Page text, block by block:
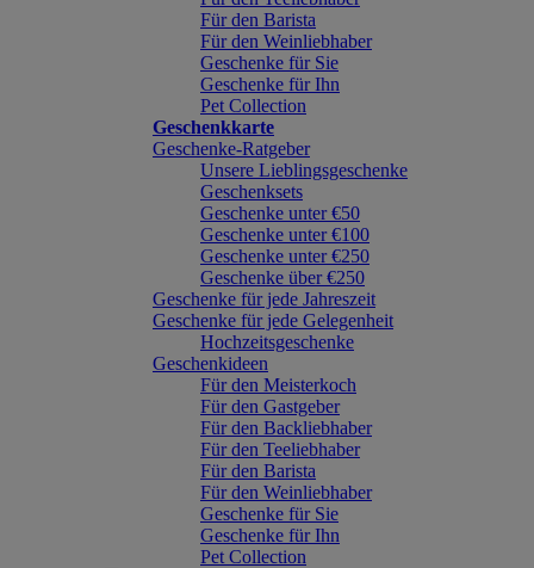
Für den Barista
Für den Weinliebhaber
Geschenke für Sie
Geschenke für Ihn
Pet Collection
Geschenkkarte
Geschenke-Ratgeber
Unsere Lieblingsgeschenke
Geschenksets
Geschenke unter €50
Geschenke unter €100
Geschenke unter €250
Geschenke über €250
Geschenke für jede Jahreszeit
Geschenke für jede Gelegenheit
Hochzeitsgeschenke
Geschenkideen
Für den Meisterkoch
Für den Gastgeber
Für den Backliebhaber
Für den Teeliebhaber
Für den Barista
Für den Weinliebhaber
Geschenke für Sie
Geschenke für Ihn
Pet Collection